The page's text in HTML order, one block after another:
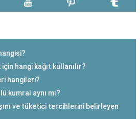
hangi kağıt kullanılır?
hangileri?
kumral aynı mı?
ve tüketici tercihlerini belirleyen